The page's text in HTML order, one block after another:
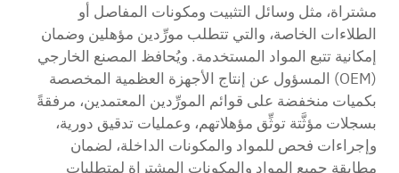
مشتراة، مثل وسائل التثبيت ومكونات المفاصل أو
الطلاءات الخاصة، والتي تتطلب مورِّدين مؤهلين وضمان
إمكانية تتبع المواد المستخدمة. ويُحافظ المصنع الخارجي
(OEM) المسؤول عن إنتاج الأجهزة العظمية المخصصة
بكميات منخفضة على قوائم المورِّدين المعتمدين، مرفقةً
بسجلات مؤثَّتة توثِّق مؤهلاتهم، وعمليات تدقيق دورية،
وإجراءات فحص للمواد والمكونات الداخلة، لضمان
مطابقة جميع المواد والمكونات المشتراة لمتطلبات